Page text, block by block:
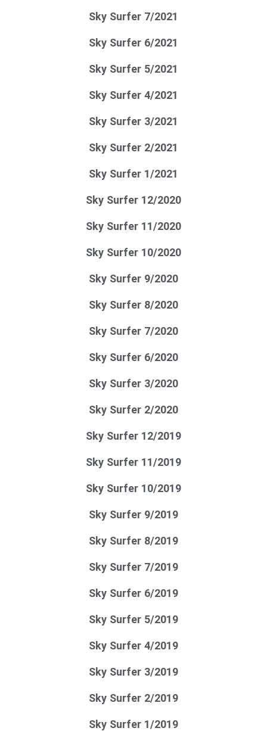
Sky Surfer 7/2021
Sky Surfer 6/2021
Sky Surfer 5/2021
Sky Surfer 4/2021
Sky Surfer 3/2021
Sky Surfer 2/2021
Sky Surfer 1/2021
Sky Surfer 12/2020
Sky Surfer 11/2020
Sky Surfer 10/2020
Sky Surfer 9/2020
Sky Surfer 8/2020
Sky Surfer 7/2020
Sky Surfer 6/2020
Sky Surfer 3/2020
Sky Surfer 2/2020
Sky Surfer 12/2019
Sky Surfer 11/2019
Sky Surfer 10/2019
Sky Surfer 9/2019
Sky Surfer 8/2019
Sky Surfer 7/2019
Sky Surfer 6/2019
Sky Surfer 5/2019
Sky Surfer 4/2019
Sky Surfer 3/2019
Sky Surfer 2/2019
Sky Surfer 1/2019